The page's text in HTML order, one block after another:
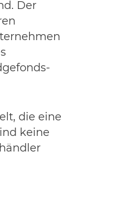
Der
die eine
keine